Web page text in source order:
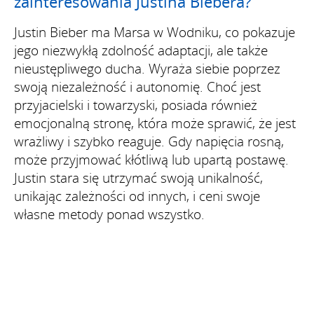
Justin Bieber ma Marsa w Wodniku, co pokazuje
jego niezwykłą zdolność adaptacji, ale także
nieustępliwego ducha. Wyraża siebie poprzez
swoją niezależność i autonomię. Choć jest
przyjacielski i towarzyski, posiada również
emocjonalną stronę, która może sprawić, że jest
wrażliwy i szybko reaguje. Gdy napięcia rosną,
może przyjmować kłótliwą lub upartą postawę.
Justin stara się utrzymać swoją unikalność,
unikając zależności od innych, i ceni swoje
własne metody ponad wszystko.